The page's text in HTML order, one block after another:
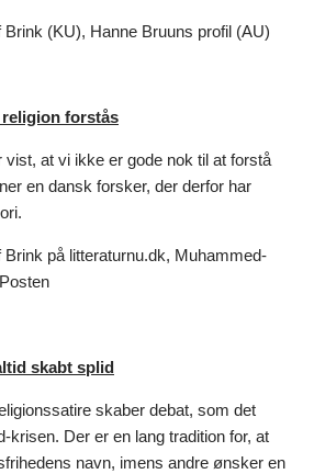
(KU), Hanne Bruuns profil (AU)
religion forstås
at vi ikke er gode nok til at forstå
en dansk forsker, der derfor har
på litteraturnu.dk, Muhammed-
skabt splid
skaber debat, som det
krisen. Der er en lang tradition for, at
navn, imens andre ønsker en